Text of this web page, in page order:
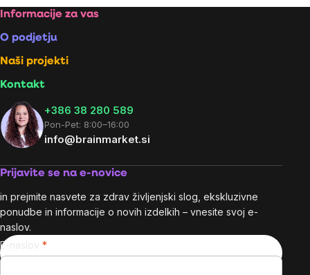
Footer
Informacije za vas
O podjetju
Naši projekti
Kontakt
+386 38 280 589
Pon-Pet: 8:00–16:00
info@brainmarket.si
Prijavite se na e-novice
in prejmite nasvete za zdrav življenjski slog, ekskluzivne
ponudbe in informacije o novih izdelkih – vnesite svoj e-
naslov.
E-naslov